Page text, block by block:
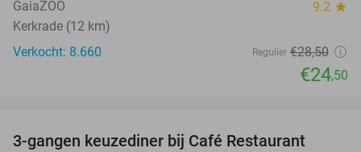
GaiaZOO 9.2 star
Kerkrade (12 km)
Verkocht: 8.660
Regulier €28,50
€24,50
3-gangen keuzediner bij Café Restaurant